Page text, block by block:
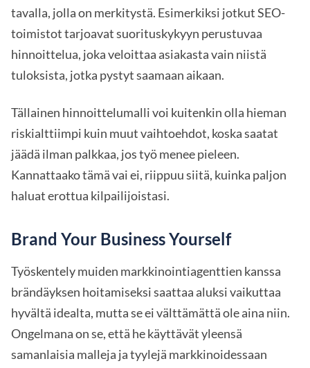
tavalla, jolla on merkitystä. Esimerkiksi jotkut SEO-
toimistot tarjoavat suorituskykyyn perustuvaa
hinnoittelua, joka veloittaa asiakasta vain niistä
tuloksista, jotka pystyt saamaan aikaan.
Tällainen hinnoittelumalli voi kuitenkin olla hieman
riskialttiimpi kuin muut vaihtoehdot, koska saatat
jäädä ilman palkkaa, jos työ menee pieleen.
Kannattaako tämä vai ei, riippuu siitä, kuinka paljon
haluat erottua kilpailijoistasi.
Brand Your Business Yourself
Työskentely muiden markkinointiagenttien kanssa
brändäyksen hoitamiseksi saattaa aluksi vaikuttaa
hyvältä idealta, mutta se ei välttämättä ole aina niin.
Ongelmana on se, että he käyttävät yleensä
samanlaisia malleja ja tyylejä markkinoidessaan